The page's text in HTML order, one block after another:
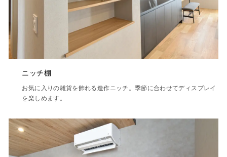
ニッチ棚
お気に入りの雑貨を飾れる造作ニッチ。季節に合わせてディスプレイ
を楽しめます。